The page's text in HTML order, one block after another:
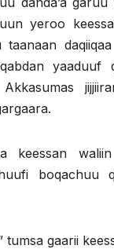
yeroo
taanaan
yaaduuf
keessan waliin
boqachuu
tumsa gaarii